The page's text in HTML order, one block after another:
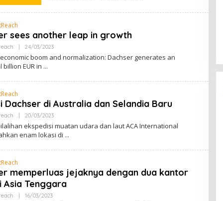
sees another leap in growth
24/03/2023Oleh
boom and normalization: Dachser generates an
EUR in
Dachser di Australia dan Selandia Baru
20/03/2023Oleh
ekspedisi muatan udara dan laut ACA International
enam lokasi di
memperluas jejaknya dengan dua kantor
Asia Tenggara
16/03/2023Oleh
with Its Largest Line-Up Yet: 42
Food Vendors, First-Ever
Dining and Returning Crowd